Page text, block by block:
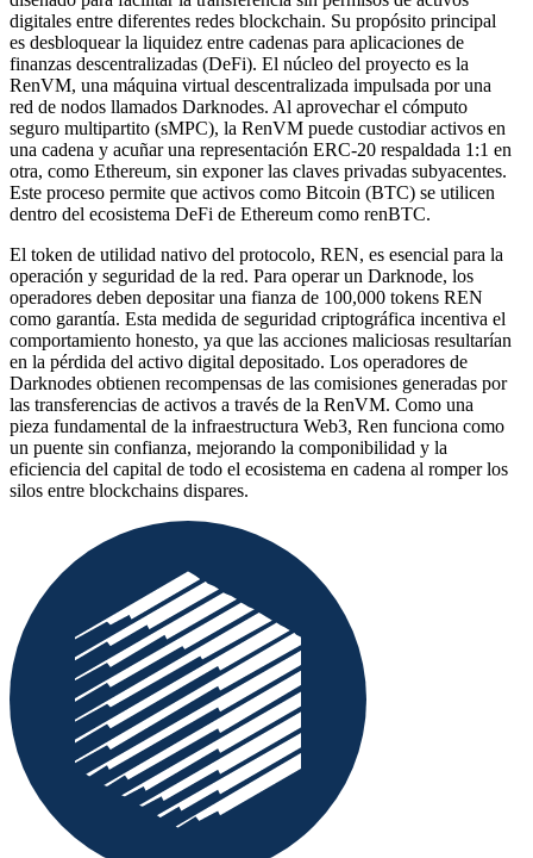
digitales entre diferentes redes blockchain. Su propósito principal
es desbloquear la liquidez entre cadenas para aplicaciones de
finanzas descentralizadas (DeFi). El núcleo del proyecto es la
RenVM, una máquina virtual descentralizada impulsada por una
red de nodos llamados Darknodes. Al aprovechar el cómputo
seguro multipartito (sMPC), la RenVM puede custodiar activos en
una cadena y acuñar una representación ERC-20 respaldada 1:1 en
otra, como Ethereum, sin exponer las claves privadas subyacentes.
Este proceso permite que activos como Bitcoin (BTC) se utilicen
dentro del ecosistema DeFi de Ethereum como renBTC.
El token de utilidad nativo del protocolo, REN, es esencial para la
operación y seguridad de la red. Para operar un Darknode, los
operadores deben depositar una fianza de 100,000 tokens REN
como garantía. Esta medida de seguridad criptográfica incentiva el
comportamiento honesto, ya que las acciones maliciosas resultarían
en la pérdida del activo digital depositado. Los operadores de
Darknodes obtienen recompensas de las comisiones generadas por
las transferencias de activos a través de la RenVM. Como una
pieza fundamental de la infraestructura Web3, Ren funciona como
un puente sin confianza, mejorando la componibilidad y la
eficiencia del capital de todo el ecosistema en cadena al romper los
silos entre blockchains dispares.